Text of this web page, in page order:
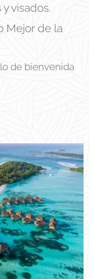
visados.
Mejor de la
de bienvenida